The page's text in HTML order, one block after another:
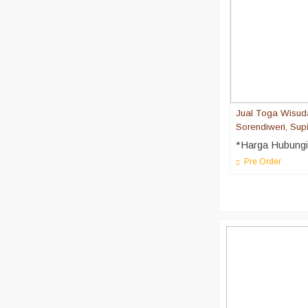
Jual Toga
Sorendiweri,
*Harga
Pre Order